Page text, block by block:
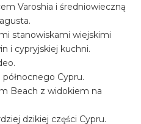
Varoshia i średniowieczną
stanowiskami wiejskimi
i cypryjskiej kuchni.
Cypru.
Beach z widokiem na
dzikiej części Cypru.